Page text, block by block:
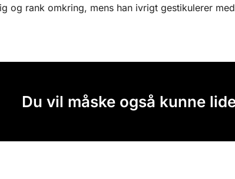
og rank omkring, mens han ivrigt gestikulerer
Du vil måske også kunne